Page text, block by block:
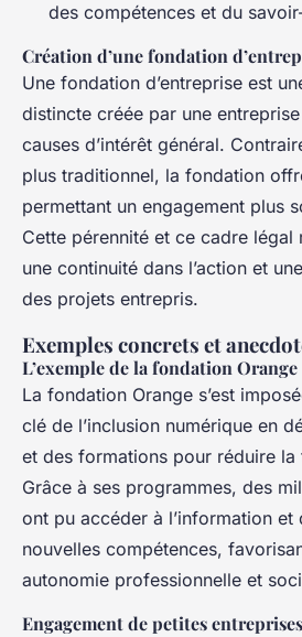
des compétences et du
Création d’une fondation
Une fondation d’entreprise est
distincte créée par une
causes d’intérêt général.
plus traditionnel, la fondation
permettant un engagement plus
Cette pérennité et ce cadre légal
une continuité dans l’action et
des projets entrepris.
Exemples concrets et
L’exemple de la fondation Orange
La fondation Orange s’est
clé de l’inclusion numérique en
et des formations pour réduire la
Grâce à ses programmes, des
ont pu accéder à l’information
nouvelles compétences,
autonomie professionnelle et
Engagement de petites entreprises